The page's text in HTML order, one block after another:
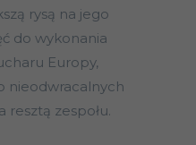
rysą na jego
do wykonania
Europy,
nieodwracalnych
resztą zespołu.